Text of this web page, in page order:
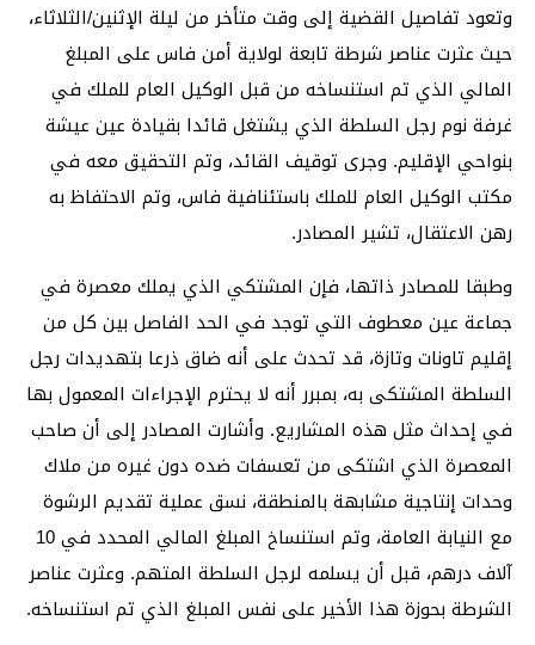
وتعود تفاصيل القضية إلى وقت متأخر من ليلة الإثنين/الثلاثاء،
حيث عثرت عناصر شرطة تابعة لولاية أمن فاس على المبلغ
المالي الذي تم استنساخه من قبل الوكيل العام للملك في
غرفة نوم رجل السلطة الذي يشتغل قائدا بقيادة عين عيشة
بنواحي الإقليم. وجرى توقيف القائد، وتم التحقيق معه في
مكتب الوكيل العام للملك باستئنافية فاس، وتم الاحتفاظ به
رهن الاعتقال، تشير المصادر.
وطبقا للمصادر ذاتها، فإن المشتكي الذي يملك معصرة في
جماعة عين معطوف التي توجد في الحد الفاصل بين كل من
إقليم تاونات وتازة، قد تحدث على أنه ضاق ذرعا بتهديدات رجل
السلطة المشتكى به، بمبرر أنه لا يحترم الإجراءات المعمول بها
في إحداث مثل هذه المشاريع. وأشارت المصادر إلى أن صاحب
المعصرة الذي اشتكى من تعسفات ضده دون غيره من ملاك
وحدات إنتاجية مشابهة بالمنطقة، نسق عملية تقديم الرشوة
مع النيابة العامة، وتم استنساخ المبلغ المالي المحدد في 10
آلاف درهم، قبل أن يسلمه لرجل السلطة المتهم. وعثرت عناصر
الشرطة بحوزة هذا الأخير على نفس المبلغ الذي تم استنساخه.